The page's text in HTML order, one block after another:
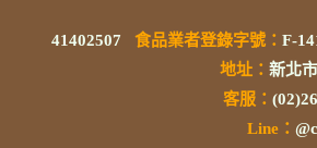
41402507
食品業者登錄字號： F-
地址： 新北
客服：
Line：